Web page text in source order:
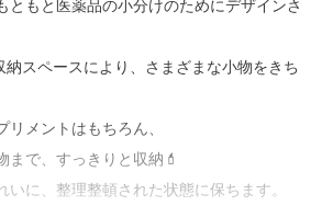
スペースにより、さまざまな小物をきち
メントはもちろん、
で、すっきりと収納💄
に、整理整頓された状態に保ちます。